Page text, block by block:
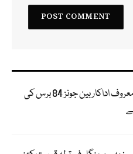
ڈیوکس آف ہیزرڈ کے معروف اداکار بین جونز 84 برس کی